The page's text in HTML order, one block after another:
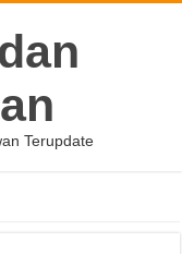
Terupdate